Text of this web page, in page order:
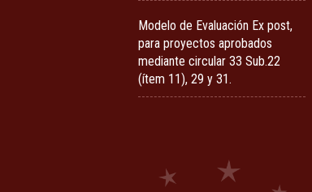
Modelo de Evaluación Ex post,
para proyectos aprobados
mediante circular 33 Sub.22
(ítem 11), 29 y 31.